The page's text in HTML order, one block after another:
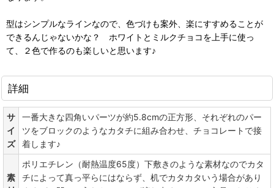
型はシンプルなラインなので、色づけも案外、楽にすすめることが
できるんじゃないかな？ ホワイトとミルクチョコを上手に使っ
て、２色で作るのも楽しいと思います♪
詳細
サ
イ
ズ
一番大きな四角いパーツが約5.8cmの正方形、それぞれのパー
ツをブロックのようなカタチに組み合わせ、チョコレートで接
着します♪
素
ポリエチレン（耐熱温度65度）下敷きのような素材なのでカタ
チによって真っ平らにはならず、机でカタカタいう場合があり